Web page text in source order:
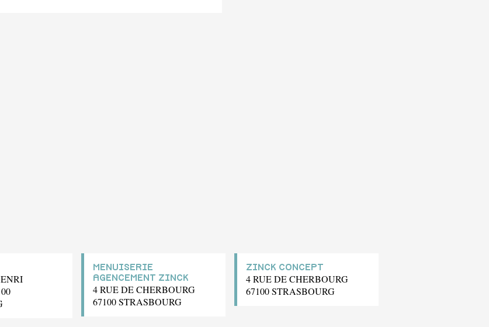
MENUISERIE
AGENCEMENT ZINCK
4 RUE DE CHERBOURG
67100 STRASBOURG
ZINCK CONCEPT
4 RUE DE CHERBOURG
67100 STRASBOURG